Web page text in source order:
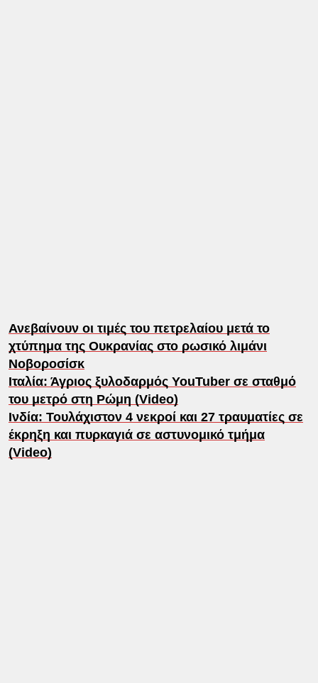
Ανεβαίνουν οι τιμές του πετρελαίου μετά το
χτύπημα της Ουκρανίας στο ρωσικό λιμάνι
Νοβοροσίσκ
Ιταλία: Άγριος ξυλοδαρμός YouTuber σε σταθμό
του μετρό στη Ρώμη (Video)
Ινδία: Τουλάχιστον 4 νεκροί και 27 τραυματίες σε
έκρηξη και πυρκαγιά σε αστυνομικό τμήμα
(Video)